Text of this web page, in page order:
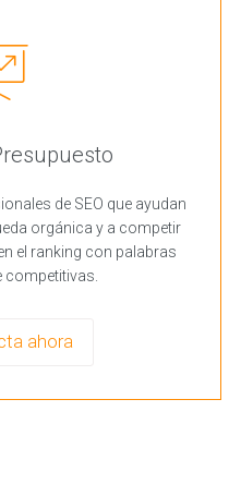
de SEO que ayudan
orgánica y a competir
el ranking con palabras
competitivas.
ahora